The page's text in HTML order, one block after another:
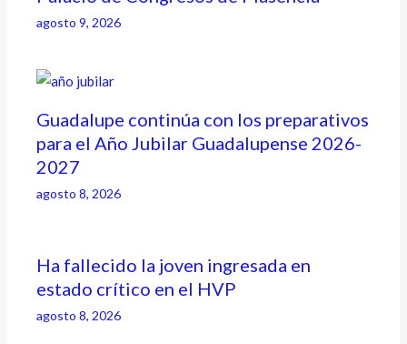
agosto 9, 2026
Guadalupe continúa con los preparativos
para el Año Jubilar Guadalupense 2026-
2027
agosto 8, 2026
Ha fallecido la joven ingresada en
estado crítico en el HVP
agosto 8, 2026